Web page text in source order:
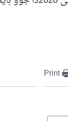
Print